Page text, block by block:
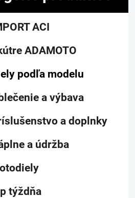
ACI
ADAMOTO
podľa modelu
a výbava
a doplnky
a údržba
týždňa